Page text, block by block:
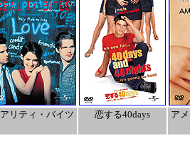
アリティ・バイツ 恋する40days
ア